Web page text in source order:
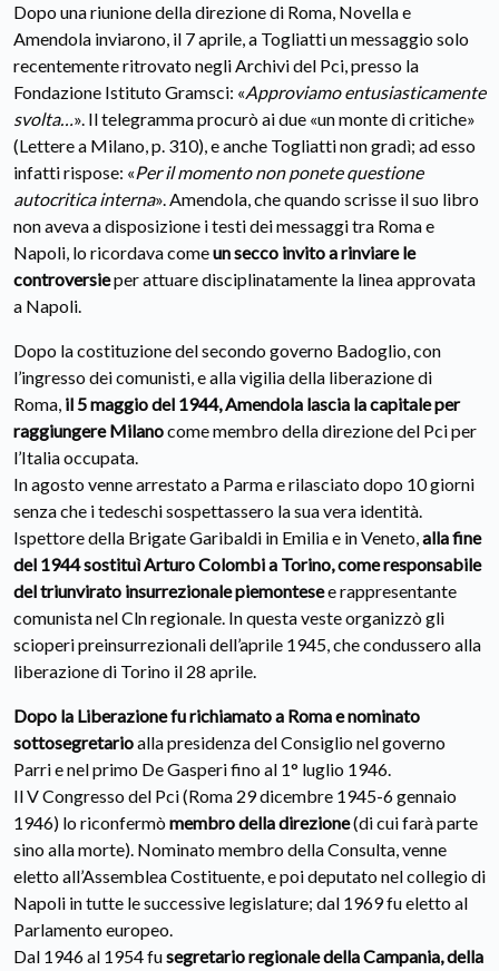
Dopo una riunione della direzione di Roma, Novella e
Amendola inviarono, il 7 aprile, a Togliatti un messaggio solo
recentemente ritrovato negli Archivi del Pci, presso la
Fondazione Istituto Gramsci: «Approviamo entusiasticamente
svolta…». Il telegramma procurò ai due «un monte di critiche»
(Lettere a Milano, p. 310), e anche Togliatti non gradì; ad esso
infatti rispose: «Per il momento non ponete questione
autocritica interna». Amendola, che quando scrisse il suo libro
non aveva a disposizione i testi dei messaggi tra Roma e
Napoli, lo ricordava comeun secco invito a rinviare le
controversieper attuare disciplinatamente la linea approvata
a Napoli.
Dopo la costituzione del secondo governo Badoglio, con
l’ingresso dei comunisti, e alla vigilia della liberazione di
Roma, il 5 maggio del 1944, Amendola lascia la capitale per
raggiungere Milanocome membro della direzione del Pci per
l’Italia occupata.
In agosto venne arrestato a Parma e rilasciato dopo 10 giorni
senza che i tedeschi sospettassero la sua vera identità.
Ispettore della Brigate Garibaldi in Emilia e in Veneto,alla fine
del 1944 sostituì Arturo Colombi a Torino, come responsabile
del triunvirato insurrezionale piemontesee rappresentante
comunista nel Cln regionale. In questa veste organizzò gli
scioperi preinsurrezionali dell’aprile 1945, che condussero alla
liberazione di Torino il 28 aprile.
Dopo la Liberazione fu richiamato a Roma e nominato
sottosegretarioalla presidenza del Consiglio nel governo
Parri e nel primo De Gasperi fino al 1° luglio 1946.
Il V Congresso del Pci (Roma 29 dicembre 1945-6 gennaio
1946) lo riconfermòmembro della direzione(di cui farà parte
sino alla morte). Nominato membro della Consulta, venne
eletto all’Assemblea Costituente, e poi deputato nel collegio di
Napoli in tutte le successive legislature; dal 1969 fu eletto al
Parlamento europeo.
Dal 1946 al 1954 fusegretario regionale della Campania, della